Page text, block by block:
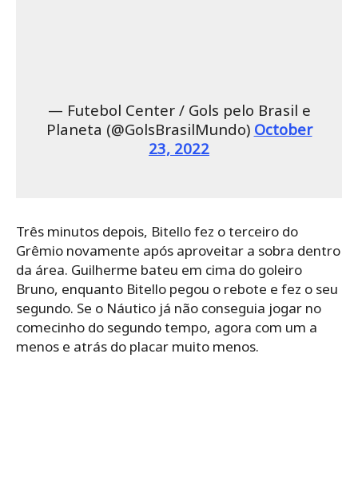
— Futebol Center / Gols pelo Brasil e
Planeta (@GolsBrasilMundo) October
23, 2022
Três minutos depois, Bitello fez o terceiro do
Grêmio novamente após aproveitar a sobra dentro
da área. Guilherme bateu em cima do goleiro
Bruno, enquanto Bitello pegou o rebote e fez o seu
segundo. Se o Náutico já não conseguia jogar no
comecinho do segundo tempo, agora com um a
menos e atrás do placar muito menos.